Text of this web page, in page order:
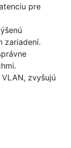
pre
zariadení.
zvyšujú